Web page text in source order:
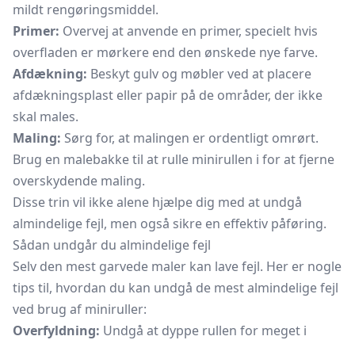
mildt rengøringsmiddel.
Primer: Overvej at anvende en primer, specielt hvis
overfladen er mørkere end den ønskede nye farve.
Afdækning: Beskyt gulv og møbler ved at placere
afdækningsplast eller papir på de områder, der ikke
skal males.
Maling: Sørg for, at malingen er ordentligt omrørt.
Brug en malebakke til at rulle minirullen i for at fjerne
overskydende maling.
Disse trin vil ikke alene hjælpe dig med at undgå
almindelige fejl, men også sikre en effektiv påføring.
Sådan undgår du almindelige fejl
Selv den mest garvede maler kan lave fejl. Her er nogle
tips til, hvordan du kan undgå de mest almindelige fejl
ved brug af miniruller:
Overfyldning: Undgå at dyppe rullen for meget i